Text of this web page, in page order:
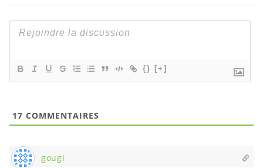
{} [+]
17 COMMENTAIRES
gougi